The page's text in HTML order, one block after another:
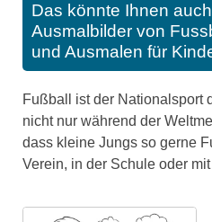
Das könnte Ihnen
Ausmalbilder von
und Ausmalen für
Fußball ist der Nationalsport
nicht nur während der
dass kleine Jungs so gerne
Verein, in der Schule oder